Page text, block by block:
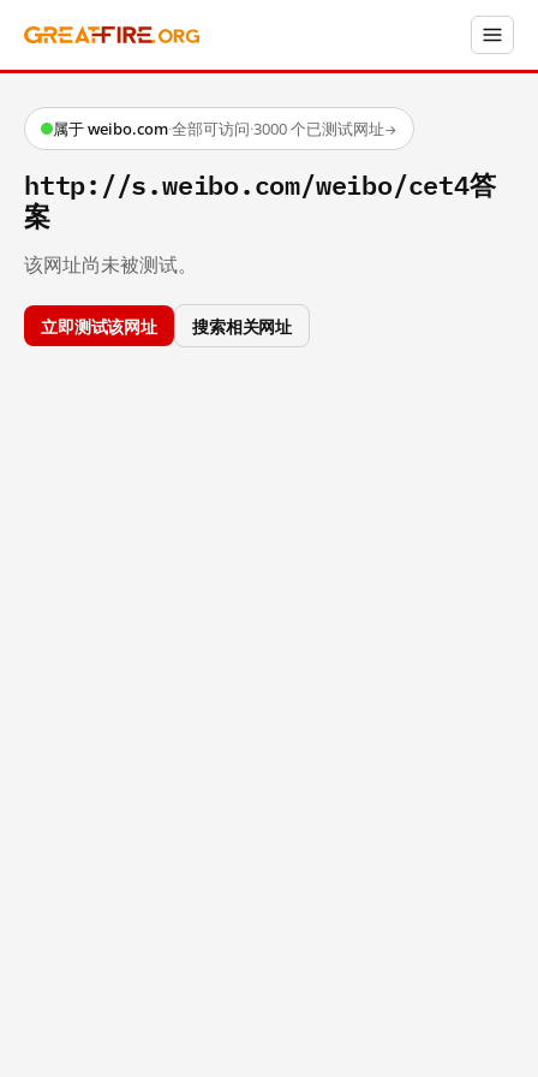
属于 weibo.com·全部可访问·3000 个已测试网址→
http://s.weibo.com/weibo/cet4答
案
该网址尚未被测试。
立即测试该网址 搜索相关网址